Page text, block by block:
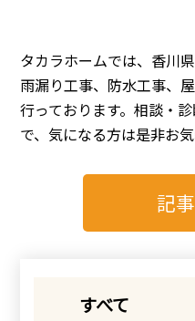
タカラホームでは、香川
雨漏り工事、防水工事、
行っております。相談・
で、気になる方は是非お
記
すべて